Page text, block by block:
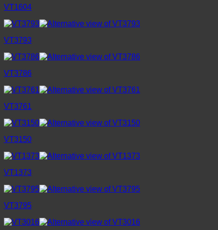
VT1604
VT3793
VT3786
VT3761
VT3150
VT1373
VT3795